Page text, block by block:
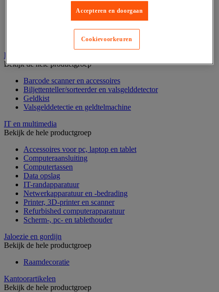
Mobiel folderrek
Tafel folderstandaard
Inname en beheer van geld
Bekijk de hele productgroep
Barcode scanner en accessoires
Biljettenteller/sorteerder en valsgelddetector
Geldkist
Valsgelddetectie en geldtelmachine
IT en multimedia
Bekijk de hele productgroep
Accessoires voor pc, laptop en tablet
Computeraansluiting
Computertassen
Data opslag
IT-randapparatuur
Netwerkapparatuur en -bedrading
Printer, 3D-printer en scanner
Refurbished computerapparatuur
Scherm-, pc- en tablethouder
Jaloezie en gordijn
Bekijk de hele productgroep
Raamdecoratie
Kantoorartikelen
Bekijk de hele productgroep
Accepteren en doorgaan
Cookievoorkeuren